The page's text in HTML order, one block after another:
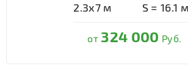
2.3х7м S = 16.1
от 324 000 Руб.